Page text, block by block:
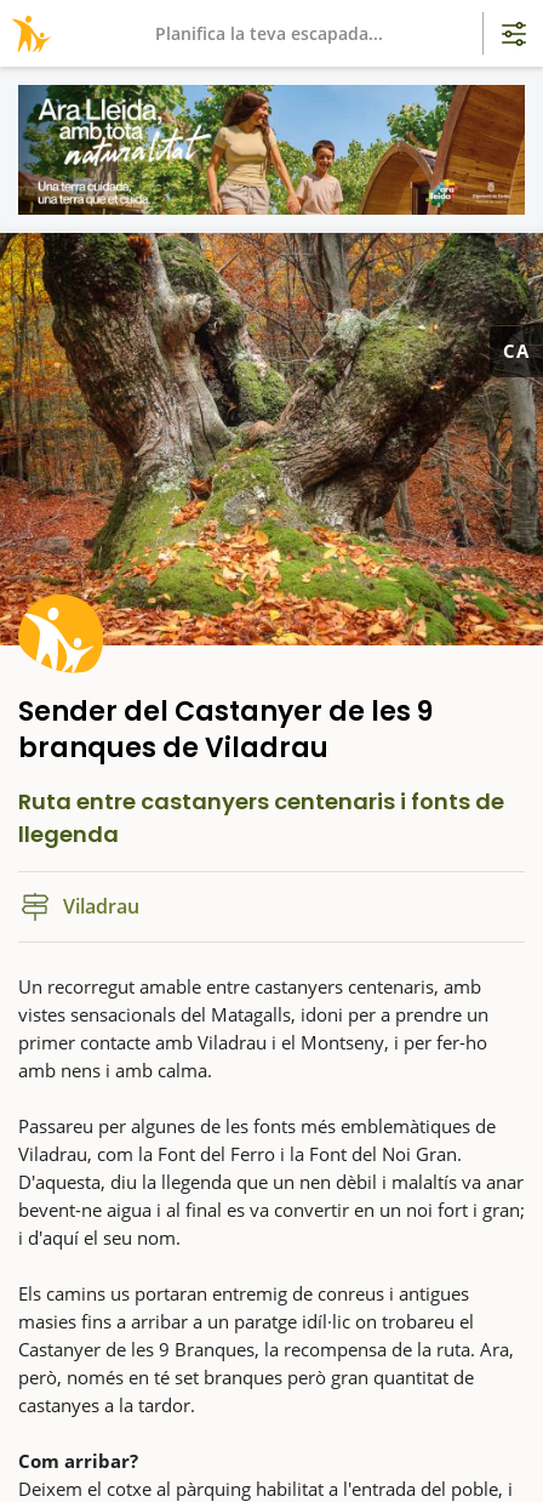
CA
Sender del Castanyer de les 9
branques de Viladrau
Ruta entre castanyers centenaris i fonts de
llegenda
Viladrau
Un recorregut amable entre castanyers centenaris, amb
vistes sensacionals del Matagalls, idoni per a prendre un
primer contacte amb Viladrau i el Montseny, i per fer-ho
amb nens i amb calma.
Passareu per algunes de les fonts més emblemàtiques de
Viladrau, com la Font del Ferro i la Font del Noi Gran.
D'aquesta, diu la llegenda que un nen dèbil i malaltís va anar
bevent-ne aigua i al final es va convertir en un noi fort i gran;
i d'aquí el seu nom.
Els camins us portaran entremig de conreus i antigues
masies fins a arribar a un paratge idíl·lic on trobareu el
Castanyer de les 9 Branques, la recompensa de la ruta. Ara,
però, només en té set branques però gran quantitat de
castanyes a la tardor.
Com arribar?
Deixem el cotxe al pàrquing habilitat a l'entrada del poble, i
Planifica la teva escapada...